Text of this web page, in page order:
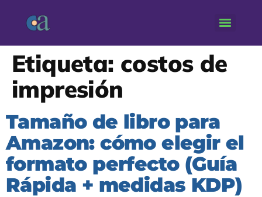
Etiqueta: costos de
impresión
Tamaño de libro para
Amazon: cómo elegir el
formato perfecto (Guía
Rápida + medidas KDP)